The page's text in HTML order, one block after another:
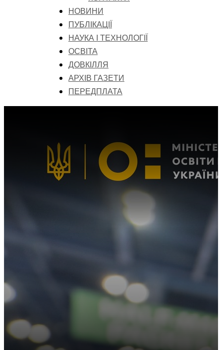
НОВИНИ
ПУБЛІКАЦІЇ
НАУКА І ТЕХНОЛОГІЇ
ОСВІТА
ДОВКІЛЛЯ
АРХІВ ГАЗЕТИ
ПЕРЕДПЛАТА